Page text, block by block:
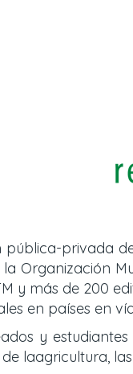
privada
Organización
y más de 200
en países en
y
laagricultura,